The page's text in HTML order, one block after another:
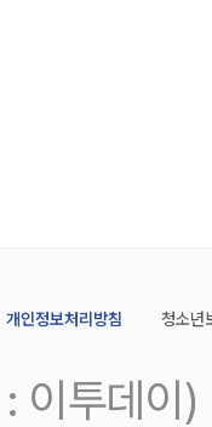
개인정보처리방침 청소년
이투데